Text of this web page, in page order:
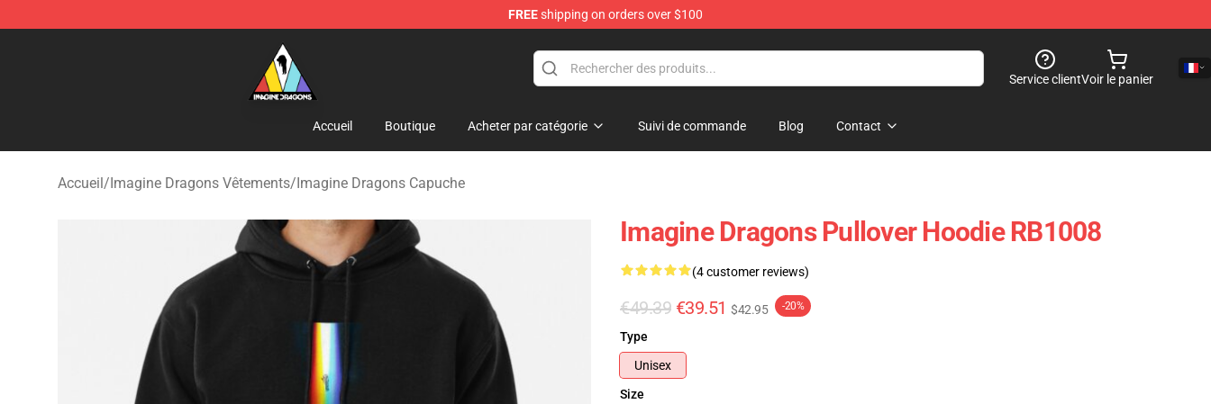
FREEshipping on orders over $100
Imagine Dragons Store - Official Imagine Dragons Merchandise Shop
Service clientVoir le panier
Accueil Boutique Acheter par catégorie Suivi de commande Blog Contact
Accueil/Imagine Dragons Vêtements/Imagine Dragons Capuche
Imagine Dragons Pullover Hoodie RB1008
(4 customer reviews)
€49.39 €39.51 $42.95 -20%
Type
Unisex
Size